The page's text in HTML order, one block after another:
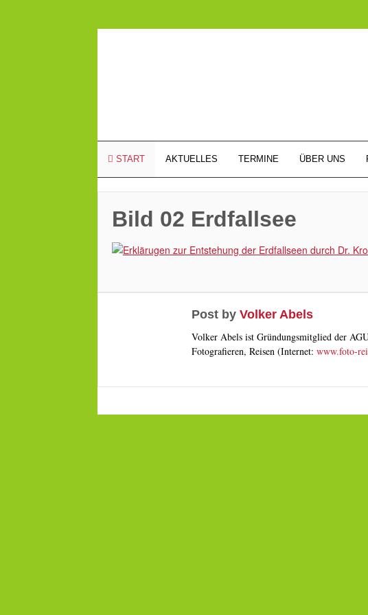
START AKTUELLES TERMINE ÜBER UNS
Bild 02 Erdfallsee
Post by Volker Abels
Volker Abels ist Gründungsmitglied der
Fotografieren, Reisen (Internet: www.foto-